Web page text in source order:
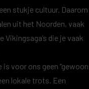
stukje cultuur. Daarom
uit het Noorden, vaak
die je vaak
voor ons geen “gewoon
lokale trots. Een